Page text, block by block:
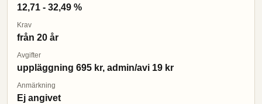
12,71 - 32,49 %
Krav
från 20 år
Avgifter
uppläggning 695 kr, admin/avi 19 kr
Anmärkning
Ej angivet